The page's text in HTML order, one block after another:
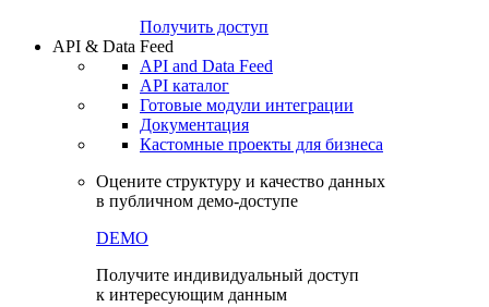
Получить доступ
API & Data Feed
API and Data Feed
API каталог
Готовые модули интеграции
Документация
Кастомные проекты для бизнеса
Оцените структуру и качество данных
в публичном демо-доступе
DEMO
Получите индивидуальный доступ
к интересующим данным